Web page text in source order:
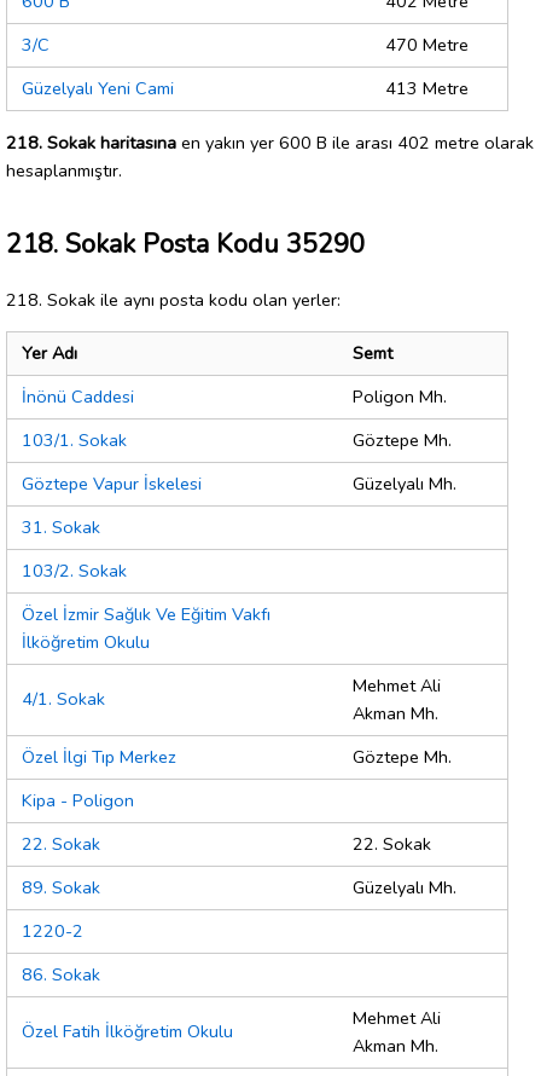
3/C
470 Metre
Güzelyalı Yeni Cami
413 Metre
218. Sokak haritasına en yakın yer 600 B ile arası 402 metre olarak
hesaplanmıştır.
218. Sokak Posta Kodu 35290
218. Sokak ile aynı posta kodu olan yerler:
Yer Adı
Semt
İnönü Caddesi
Poligon Mh.
103/1. Sokak
Göztepe Mh.
Göztepe Vapur İskelesi
Güzelyalı Mh.
31. Sokak
103/2. Sokak
Özel İzmir Sağlık Ve Eğitim Vakfı
İlköğretim Okulu
4/1. Sokak
Mehmet Ali
Akman Mh.
Özel İlgi Tıp Merkez
Göztepe Mh.
Kipa - Poligon
22. Sokak
22. Sokak
89. Sokak
Güzelyalı Mh.
1220-2
86. Sokak
Özel Fatih İlköğretim Okulu
Mehmet Ali
Akman Mh.